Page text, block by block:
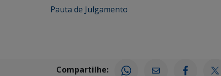
Pauta de Julgamento
Compartilhe: